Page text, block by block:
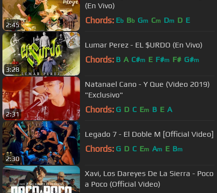
2:45
(En Vivo)
Chords: Eb Bb Gm Cm Dm D E
3:28
Lumar Perez - EL $URDO (En Vivo)
Chords: B A C#m E F#m F# G#m
2:31
Natanael Cano - Y Que (Video 2019)
"Exclusivo"
Chords: G D C Em B E A
2:30
Legado 7 - El Doble M [Official Video]
Chords: G D C Em Am E Bm
Xavi, Los Dareyes De La Sierra - Poco
a Poco (Official Video)